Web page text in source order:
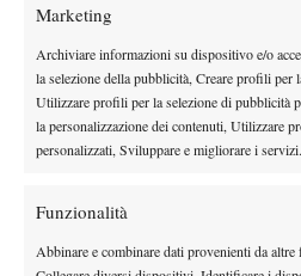
Marketing
Archiviare informazioni su dispositivo e/o
la selezione della pubblicità, Creare profili per
Utilizzare profili per la selezione di pubblicità
la personalizzazione dei contenuti, Utilizzare
personalizzati, Sviluppare e migliorare i servizi.
Funzionalità
Abbinare e combinare dati provenienti da
Instagram